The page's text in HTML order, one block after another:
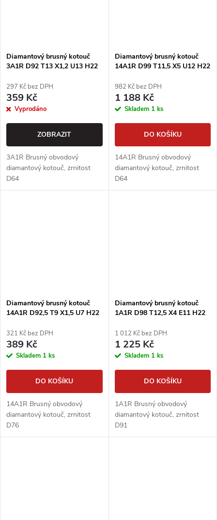
Diamantový brusný kotouč
3A1R D92 T13 X1,2 U13 H22
297 Kč bez DPH
359 Kč
Vyprodáno
ZOBRAZIT
3A1R Brusný obvodový
diamantový kotouč, zrnitost
D64
Diamantový brusný kotouč
14A1R D99 T11,5 X5 U12 H22
982 Kč bez DPH
1 188 Kč
Skladem 1 ks
DO KOŠÍKU
14A1R Brusný obvodový
diamantový kotouč, zrnitost
D64
Diamantový brusný kotouč
14A1R D92,5 T9 X1,5 U7 H22
321 Kč bez DPH
389 Kč
Skladem 1 ks
DO KOŠÍKU
14A1R Brusný obvodový
diamantový kotouč, zrnitost
D76
Diamantový brusný kotouč
1A1R D98 T12,5 X4 E11 H22
1 012 Kč bez DPH
1 225 Kč
Skladem 1 ks
DO KOŠÍKU
1A1R Brusný obvodový
diamantový kotouč, zrnitost
D91